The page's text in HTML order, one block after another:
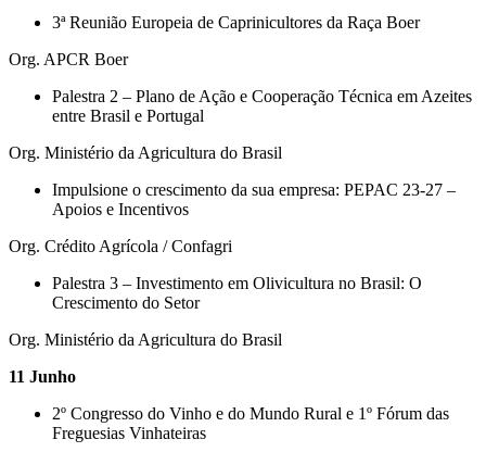
3ª Reunião Europeia de Caprinicultores da Raça Boer
Org. APCR Boer
Palestra 2 – Plano de Ação e Cooperação Técnica em Azeites
entre Brasil e Portugal
Org. Ministério da Agricultura do Brasil
Impulsione o crescimento da sua empresa: PEPAC 23-27 –
Apoios e Incentivos
Org. Crédito Agrícola / Confagri
Palestra 3 – Investimento em Olivicultura no Brasil: O
Crescimento do Setor
Org. Ministério da Agricultura do Brasil
11 Junho
2º Congresso do Vinho e do Mundo Rural e 1º Fórum das
Freguesias Vinhateiras